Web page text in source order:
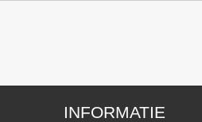
INFORMATIE